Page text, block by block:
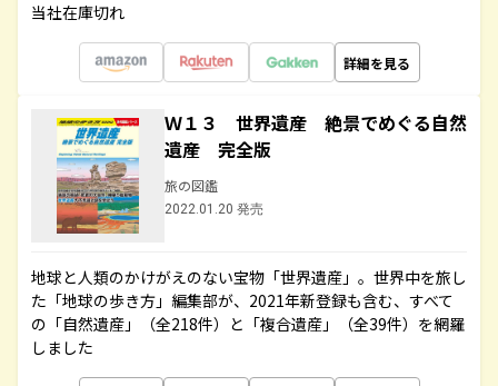
当社在庫切れ
詳細を見る
Ｗ１３ 世界遺産 絶景でめぐる自然
遺産 完全版
旅の図鑑
2022.01.20 発売
地球と人類のかけがえのない宝物「世界遺産」。世界中を旅し
た「地球の歩き方」編集部が、2021年新登録も含む、すべて
の「自然遺産」（全218件）と「複合遺産」（全39件）を網羅
しました